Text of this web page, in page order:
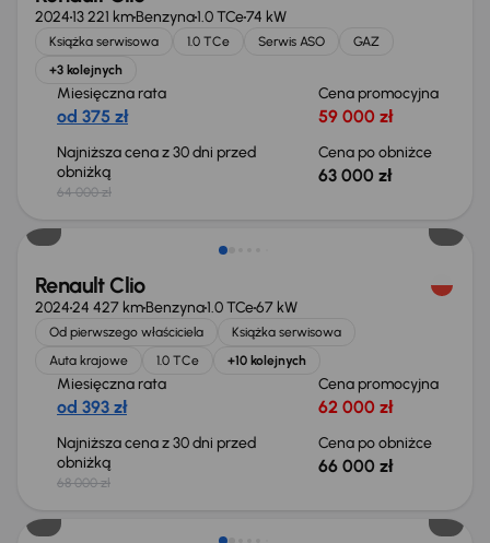
202413 221 kmBenzyna1.0 TCe74 kW
Książka serwisowa 1.0 TCe Serwis ASO
GAZ
+3 kolejnych
Miesięczna rata
od 375 zł
Cena promocyjna
59 000 zł
Najniższa cena z 30 dni przed
obniżką
64 000 zł
Cena po obniżce
63 000 zł
Taniej o 2 000 zł
Renault Clio
202424 427 kmBenzyna1.0 TCe67 kW
Od pierwszego właściciela
Książka serwisowa
Auta krajowe
1.0 TCe +10 kolejnych
Miesięczna rata
od 393 zł
Cena promocyjna
62 000 zł
Najniższa cena z 30 dni przed
obniżką
68 000 zł
Cena po obniżce
66 000 zł
Taniej o 1 000 zł